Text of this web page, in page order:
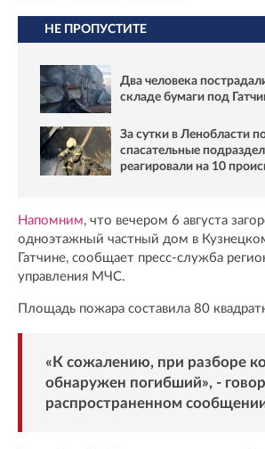
НЕ ПРОПУСТИТЕ
Два человека
складе бумаги под
За сутки в Ленобласти
спасательные
реагировали на 10
Напомним, что вечером 6 августа
одноэтажный частный дом в
Гатчине, сообщает пресс-служба
управления МЧС.
Площадь пожара составила 80
«К сожалению, при разборе
обнаружен погибший», -
распространенном